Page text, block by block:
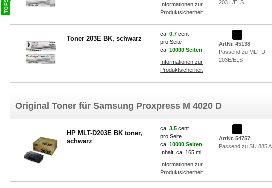
Informationen zur
Produktsicherheit
203 L/ELS
Toner 203E BK, schwarz
ca.0.7cent
pro Seite
ca.10000 Seiten
Informationen zur
Produktsicherheit
ArtNr. 45138
Passend zu MLT-D
203E/ELS
Original Toner für Samsung Proxpress M 4020 D
HP MLT-D203E BK toner,
schwarz
ca.3.5cent
pro Seite
ca.10000 Seiten
Inhalt: ca. 165 ml
Informationen zur
Produktsicherheit
ArtNr. 54757
Passend zu SU 885 A